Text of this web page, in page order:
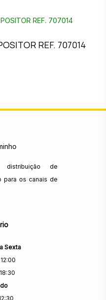
REF. 707014
distribuição de
para os canais de
Sexta